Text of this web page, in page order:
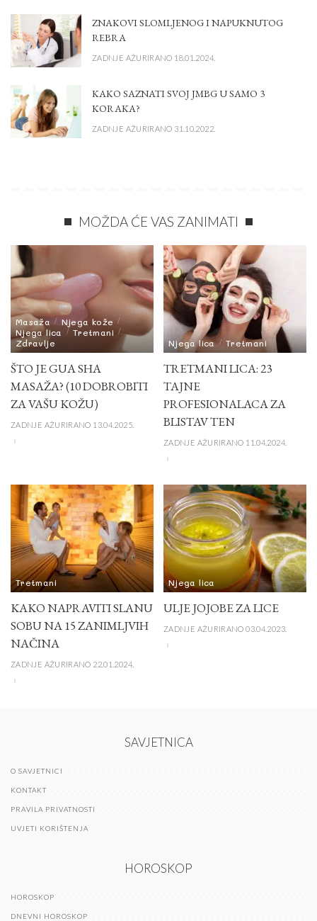
ZNAKOVI SLOMLJENOG I NAPUKNUTOG
REBRA
ZADNJE AŽURIRANO 18.01.2024.
KAKO SAZNATI SVOJ JMBG U SAMO 3
KORAKA?
ZADNJE AŽURIRANO 31.10.2022.
MOŽDA ĆE VAS ZANIMATI
Masaža
Njega kože
Njega lica
Tretmani
Zdravlje
ŠTO JE GUA SHA
MASAŽA? (10 DOBROBITI
ZA VAŠU KOŽU)
ZADNJE AŽURIRANO 13.04.2025.
Njega lica Tretmani
TRETMANI LICA: 23
TAJNE
PROFESIONALACA ZA
BLISTAV TEN
ZADNJE AŽURIRANO 11.04.2024.
Tretmani
KAKO NAPRAVITI SLANU
SOBU NA 15 ZANIMLJVIH
NAČINA
ZADNJE AŽURIRANO 22.01.2024.
Njega lica
ULJE JOJOBE ZA LICE
ZADNJE AŽURIRANO 03.04.2023.
SAVJETNICA
O SAVJETNICI
KONTAKT
PRAVILA PRIVATNOSTI
UVJETI KORIŠTENJA
HOROSKOP
HOROSKOP
DNEVNI HOROSKOP